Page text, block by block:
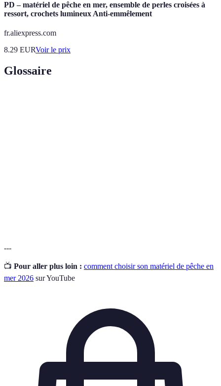
PD – matériel de pêche en mer, ensemble de perles croisées à
ressort, crochets lumineux Anti-emmêlement
fr.aliexpress.com
8.29 EURVoir le prix
Glossaire
---
📺 Pour aller plus loin : comment choisir son matériel de pêche en
mer 2026 sur YouTube